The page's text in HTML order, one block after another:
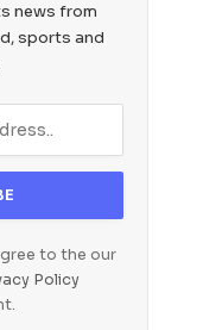
news from
sports and
to the our
Policy